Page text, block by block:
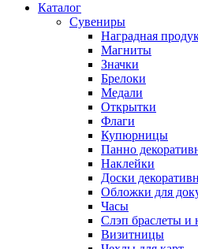
Каталог
Сувениры
Наградная
Магниты
Значки
Брелоки
Медали
Открытки
Флаги
Купюрницы
Панно
Наклейки
Доски
Обложки для
Часы
Слэп браслеты и
Визитницы